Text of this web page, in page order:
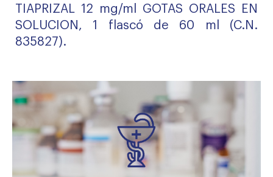
TIAPRIZAL 12 mg/ml GOTAS ORALES EN
SOLUCION, 1 flascó de 60 ml (C.N.
835827).